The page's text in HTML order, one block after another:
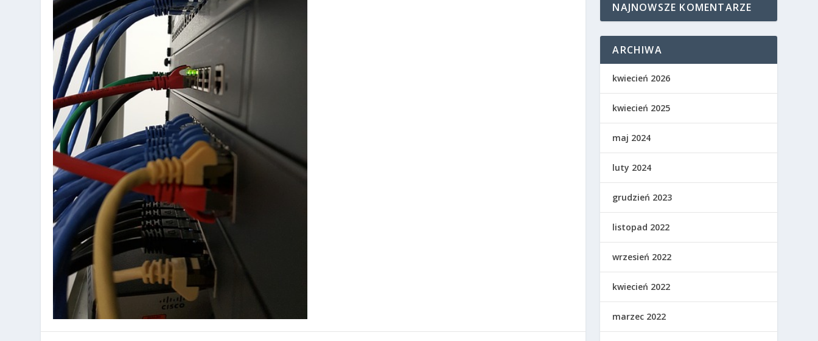
NAJNOWSZE KOMENTARZE
ARCHIWA
kwiecień 2026
kwiecień 2025
maj 2024
luty 2024
grudzień 2023
listopad 2022
wrzesień 2022
kwiecień 2022
marzec 2022